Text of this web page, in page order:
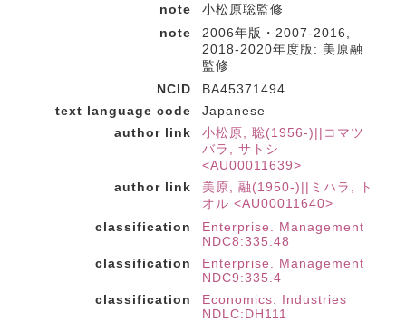
note
小松原聡監修
note
2006年版・2007-2016,
2018-2020年度版: 美原融
監修
NCID
BA45371494
text language code
Japanese
author link
小松原, 聡(1956-)||コマツ
バラ, サトシ
<AU00011639>
author link
美原, 融(1950-)||ミハラ, ト
オル <AU00011640>
classification
Enterprise. Management
NDC8:335.48
classification
Enterprise. Management
NDC9:335.4
classification
Economics. Industries
NDLC:DH111